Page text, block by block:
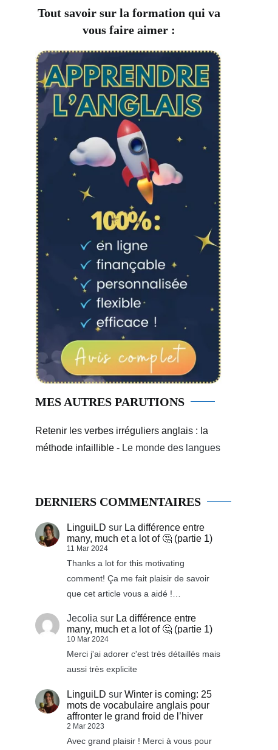
Tout savoir sur la formation qui va
vous faire aimer :
MES AUTRES PARUTIONS
Retenir les verbes irréguliers anglais : la
méthode infaillible - Le monde des langues
DERNIERS COMMENTAIRES
LinguiLD sur La différence entre
many, much et a lot of 🤔 (partie 1)
11 Mar 2024
Thanks a lot for this motivating
comment! Ça me fait plaisir de savoir
que cet article vous a aidé !…
Jecolia sur La différence entre
many, much et a lot of 🤔 (partie 1)
10 Mar 2024
Merci j'ai adorer c'est très détaillés mais
aussi très explicite
LinguiLD sur Winter is coming: 25
mots de vocabulaire anglais pour
affronter le grand froid de l’hiver
2 Mar 2023
Avec grand plaisir ! Merci à vous pour